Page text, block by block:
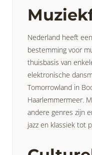
Nederland heeft
bestemming voor
thuisbasis van
elektronische
Tomorrowland in
Haarlemmermeer.
andere genres zijn
jazz en klassiek tot